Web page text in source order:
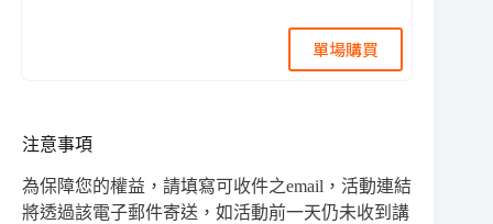
單場購買
注意事項
為保障您的權益，請填寫可收件之email，活動連結
將透過該電子郵件寄送，如活動前一天仍未收到講